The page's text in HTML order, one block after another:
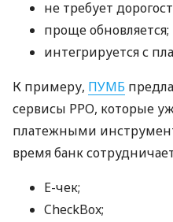
не требует
проще обновляется;
интегрируется с
К примеру, ПУМБ
сервисы РРО, которые
платежными
время банк
E-чек;
CheckBox;